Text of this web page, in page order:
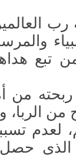
تبع
من
الربا،
لعدم
الذي حصل